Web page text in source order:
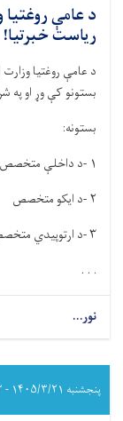
د عامې
ریاست خبرتیا!
د عامې روغتیا
بستونو کې وړ او په
بستونه:
۱ -د داخلې متخصص
۲-د ایکو متخصص
۳-د ارتوپیدي
. . .
نور...
د
روغتیا
وزارتپنجشنبه ۱۴۰۵/۳/۲۱ - ۱۱:۳۳